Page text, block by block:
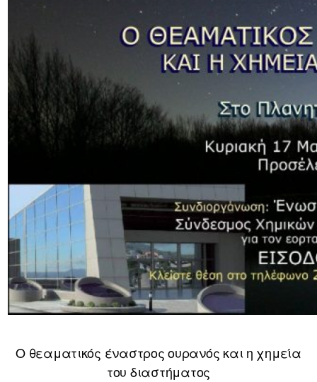
Ο θεαματικός έναστρος ουρανός και η χημεία
του διαστήματος